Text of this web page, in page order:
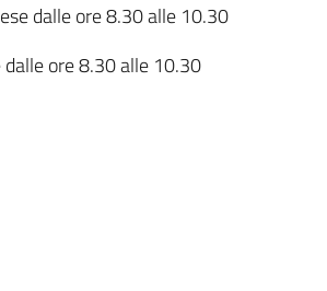
dalle ore 8.30 alle 10.30
ore 8.30 alle 10.30